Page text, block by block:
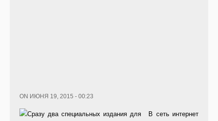
ON ИЮНЯ 19, 2015 - 00:23
В сеть интернет